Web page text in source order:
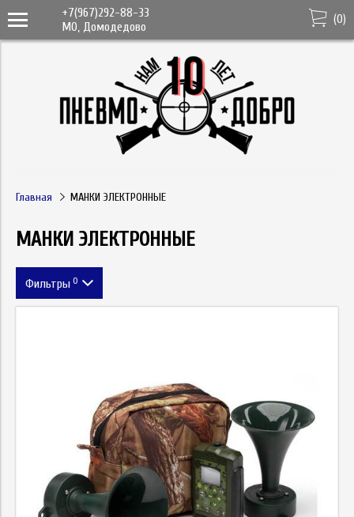
+7(967)292-88-33
МО, Домодедово
(0)
Главная МАНКИ ЭЛЕКТРОННЫЕ
МАНКИ ЭЛЕКТРОННЫЕ
Фильтры 0